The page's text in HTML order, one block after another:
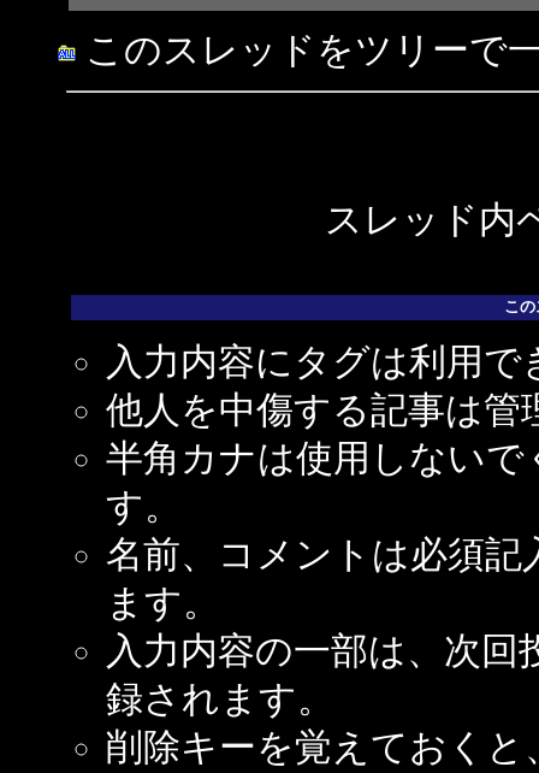
このスレッドをツリーで
スレッド内
こ
入力内容にタグは利用で
他人を中傷する記事は管
半角カナは使用しない
す。
名前、コメントは必須
ます。
入力内容の一部は、次
録されます。
削除キーを覚えておく